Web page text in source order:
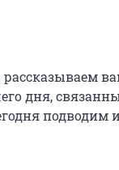
дня,
подводим